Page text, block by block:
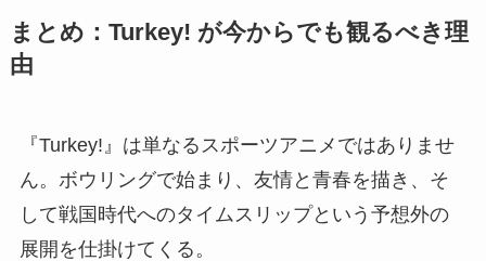
まとめ：Turkey! が今からでも観るべき理
由
『Turkey!』は単なるスポーツアニメではありませ
ん。ボウリングで始まり、友情と青春を描き、そ
して戦国時代へのタイムスリップという予想外の
展開を仕掛けてくる。